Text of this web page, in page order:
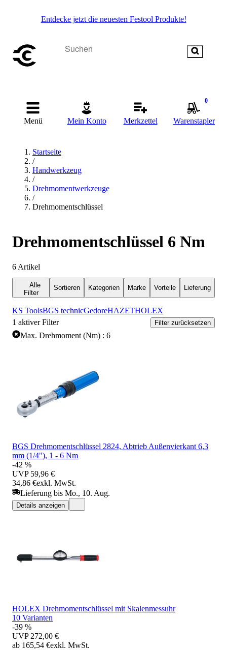
Entdecke jetzt die neuesten Festool Produkte!
Menü Mein Konto Merkzettel
0
Warenstapler
Startseite
/
Handwerkzeug
/
Drehmomentwerkzeuge
/
Drehmomentschlüssel
Drehmomentschlüssel 6 Nm
6 Artikel
Alle
Filter
Sortieren Kategorien Marke Vorteile Lieferung
KS ToolsBGS technicGedoreHAZETHOLEX
1 aktiver Filter Filter zurücksetzen
Max. Drehmoment (Nm) : 6
BGS Drehmomentschlüssel 2824, Abtrieb Außenvierkant 6,3
mm (1/4"), 1 - 6 Nm
-42 %
UVP 59,96 €
34,86 €exkl. MwSt.
Lieferung bis Mo., 10. Aug.
Details anzeigen
HOLEX Drehmomentschlüssel mit Skalenmessuhr
10 Varianten
-39 %
UVP 272,00 €
ab 165,54 €exkl. MwSt.